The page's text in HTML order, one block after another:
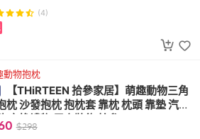
(4)
動物抱枕
【THiRTEEN 拾參家居】萌趣動物三角
枕 沙發抱枕 抱枕套 靠枕 枕頭 靠墊 汽車
交換禮物 居家裝飾 拾參
$298